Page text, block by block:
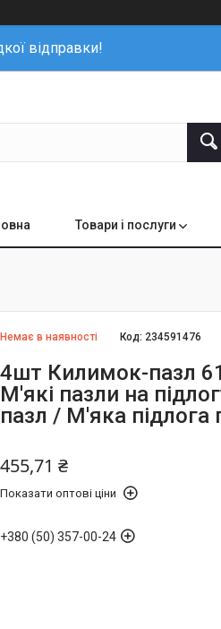
відправки!
Товари і послуги
Немає в наявності Код: 234591476
4шт Килимок-пазл
М'які пазли на
пазл / М'яка підлога
455,71 ₴
Показати оптові ціни
+380 (50) 357-00-24